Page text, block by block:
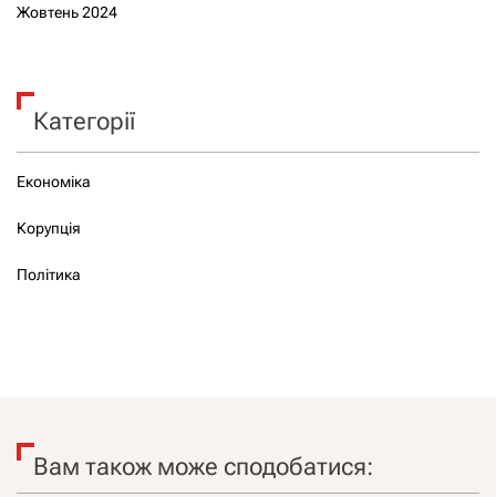
Жовтень 2024
Категорії
Економіка
Корупція
Політика
Вам також може сподобатися: